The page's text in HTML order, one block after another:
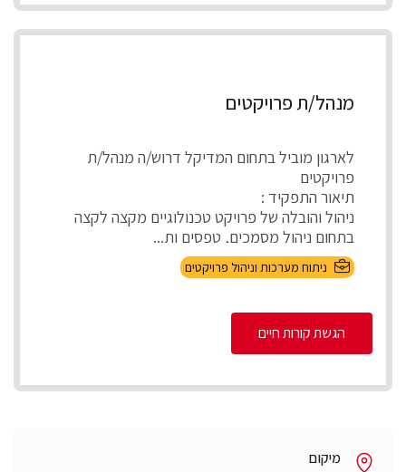
מנהל/ת פרויקטים
לארגון מוביל בתחום המדיקל דרוש/ה מנהל/ת
פרויקטים
תיאור התפקיד :
ניהול והובלה של פרויקט טכנולוגיים מקצה לקצה
בתחום ניהול מסמכים, טפסים ות...
ניתוח מערכות וניהול פרויקטים
הגשת קורות חיים
מיקום